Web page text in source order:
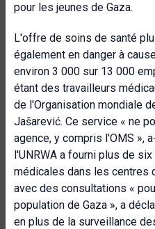
pour les jeunes de Gaza.
L'offre de soins de santé
également en danger à
environ 3 000 sur 13 000
étant des travailleurs
de l'Organisation mondiale
Jašarević. Ce service « ne
agence, y compris l'OMS »,
l'UNRWA a fourni plus de
médicales dans les centres
avec des consultations «
population de Gaza », a
en plus de la surveillance